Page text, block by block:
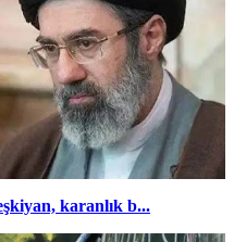
karanlık b...